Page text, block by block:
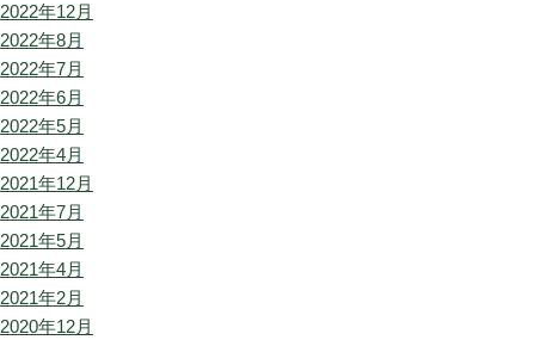
2022年12月
2022年8月
2022年7月
2022年6月
2022年5月
2022年4月
2021年12月
2021年7月
2021年5月
2021年4月
2021年2月
2020年12月